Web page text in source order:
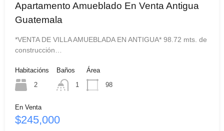
Apartamento Amueblado En Venta Antigua
Guatemala
*VENTA DE VILLA AMUEBLADA EN ANTIGUA* 98.72 mts. de
construcción…
Habitacións
2
Baños
1
Área
98
En Venta
$245,000